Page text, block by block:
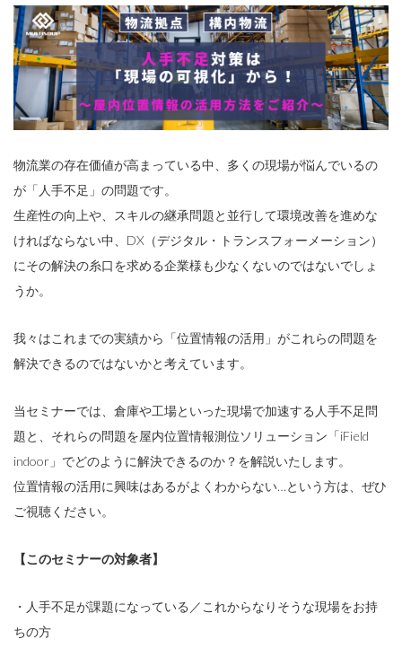
物流業の存在価値が高まっている中、多くの現場が悩んでいるの
が「人手不足」の問題です。
生産性の向上や、スキルの継承問題と並行して環境改善を進めな
ければならない中、DX（デジタル・トランスフォーメーション）
にその解決の糸口を求める企業様も少なくないのではないでしょ
うか。
我々はこれまでの実績から「位置情報の活用」がこれらの問題を
解決できるのではないかと考えています。
当セミナーでは、倉庫や工場といった現場で加速する人手不足問
題と、それらの問題を屋内位置情報測位ソリューション「iField
indoor」でどのように解決できるのか？を解説いたします。
位置情報の活用に興味はあるがよくわからない…という方は、ぜひ
ご視聴ください。
【このセミナーの対象者】
・人手不足が課題になっている／これからなりそうな現場をお持
ちの方